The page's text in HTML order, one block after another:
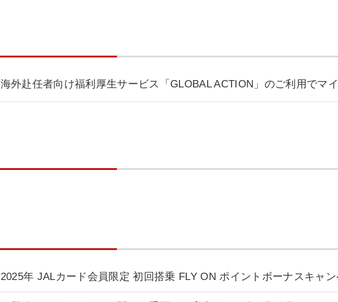
海外赴任者向け福利厚生サービス「GLOBAL ACTION」のご利用でマ
2025年 JALカード会員限定 初回搭乗 FLY ON ポイントボーナスキャ